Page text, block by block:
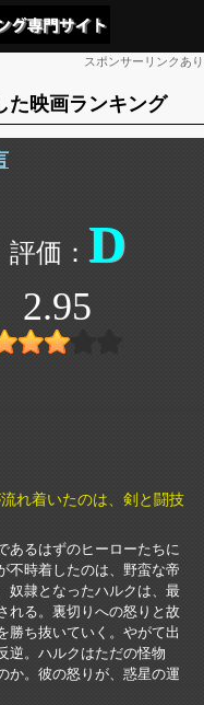
スポンサーリンクあり
た映画ランキング
D
2.95
れ着いたのは、剣と闘技
あるはずのヒーローたちに
不時着したのは、野蛮な帝
奴隷となったハルクは、最
れる。裏切りへの怒りと故
勝ち抜いていく。やがて出
逆。ハルクはただの怪物
か。彼の怒りが、惑星の運